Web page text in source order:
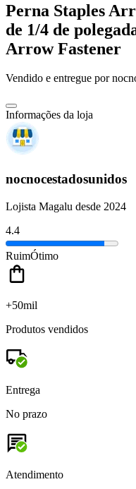
Perna Staples
de 1/4 de
Arrow Fastener
Vendido e entregue por
Informações da loja
nocnocestadosunidos
Lojista Magalu desde 2024
4.4
RuimÓtimo
+50mil
Produtos vendidos
Entrega
No prazo
Atendimento